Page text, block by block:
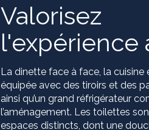
Valorisez
l'expérience
La dinette face à face, la cuisine
équipée avec des tiroirs et des
ainsi qu’un grand réfrigérateur
l’aménagement. Les toilettes
espaces distincts, dont une